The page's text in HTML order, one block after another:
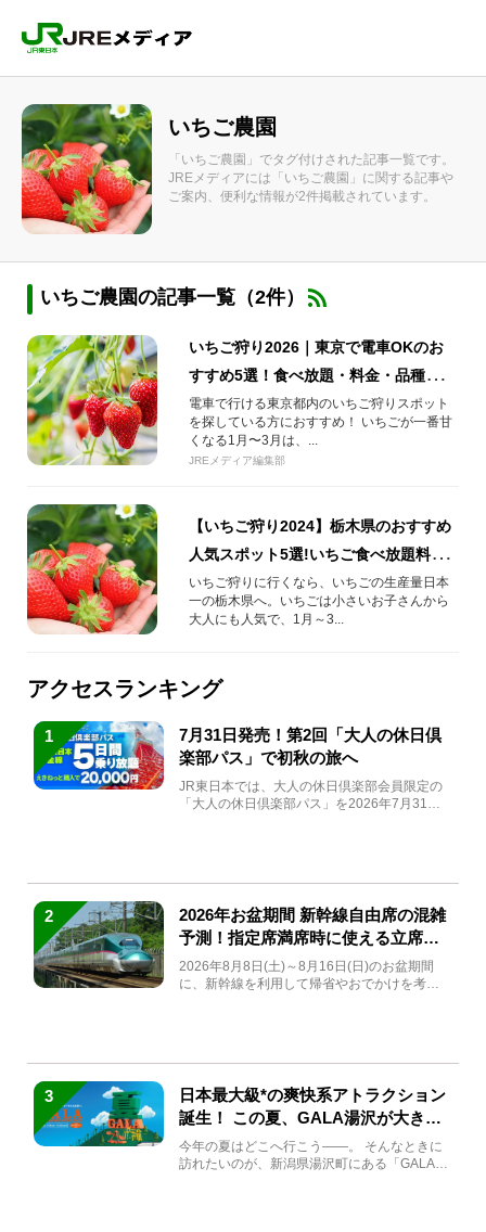
いちご農園
「いちご農園」でタグ付けされた記事一覧です。
JREメディアには「いちご農園」に関する記事や
ご案内、便利な情報が2件掲載されています。
いちご農園の記事一覧（2件）
いちご狩り2026｜東京で電車OKのお
すすめ5選！食べ放題・料金・品種まと
め
電車で行ける東京都内のいちご狩りスポット
を探している方におすすめ！ いちごが一番甘
くなる1月〜3月は、...
JREメディア編集部
【いちご狩り2024】栃木県のおすすめ
人気スポット5選!いちご食べ放題料金
やアクセスをご紹介！
いちご狩りに行くなら、いちごの生産量日本
一の栃木県へ。いちごは小さいお子さんから
大人にも人気で、1月～3...
アクセスランキング
1
7月31日発売！第2回「大人の休日倶
楽部パス」で初秋の旅へ
JR東日本では、大人の休日倶楽部会員限定の
「大人の休日倶楽部パス」を2026年7月31日
2
2026年お盆期間 新幹線自由席の混雑
予測！指定席満席時に使える立席特
急券も解説
2026年8月8日(土)～8月16日(日)のお盆期間
に、新幹線を利用して帰省やおでかけを考え
3
日本最大級*の爽快系アトラクション
誕生！ この夏、GALA湯沢が大きく
生まれ変わる
今年の夏はどこへ行こう――。 そんなときに
訪れたいのが、新潟県湯沢町にある「GALA湯